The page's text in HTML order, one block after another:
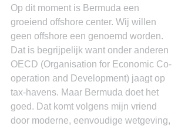
Op dit moment is Bermuda een
groeiend offshore center. Wij willen
geen offshore een genoemd worden.
Dat is begrijpelijk want onder anderen
OECD (Organisation for Economic Co-
operation and Development) jaagt op
tax-havens. Maar Bermuda doet het
goed. Dat komt volgens mijn vriend
door moderne, eenvoudige wetgeving,